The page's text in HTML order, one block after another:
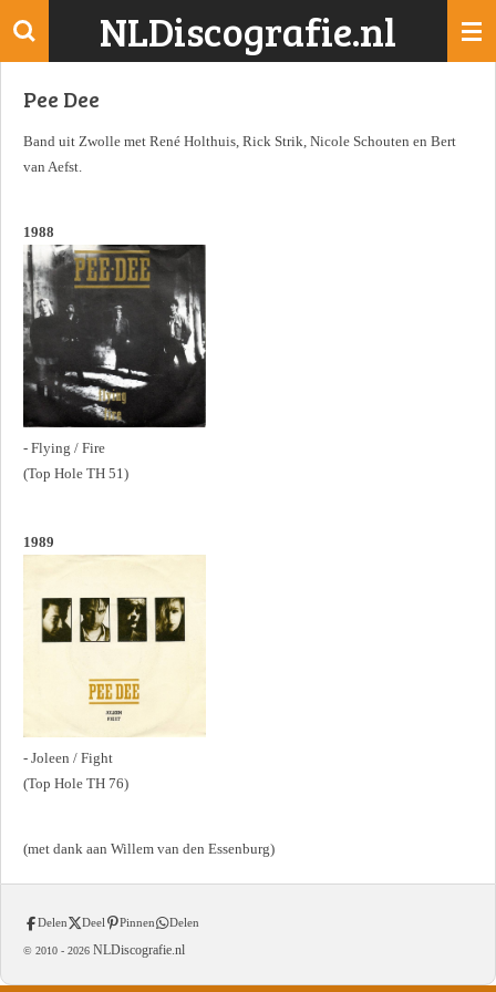
Ga
de
NLDiscografie.nl
Pee Dee
Band uit Zwolle met René Holthuis, Rick Strik, Nicole Schouten en Bert
van Aefst.
1988
- Flying / Fire
(Top Hole TH 51)
1989
- Joleen / Fight
(Top Hole TH 76)
(met dank aan Willem van den Essenburg)
Delen Deel Pinnen Delen
© 2010 - 2026 NLDiscografie.nl